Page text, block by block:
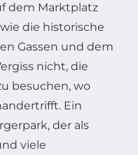
dem Marktplatz
die historische
Gassen und dem
nicht, die
besuchen, wo
Ein
der als
viele